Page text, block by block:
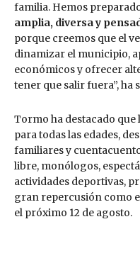
familia. Hemos
amplia, diversa y
porque creemos que el
dinamizar el municipio,
económicos y ofrecer
tener que salir fuera”, ha
Tormo ha destacado
para todas las edades,
familiares y
libre, monólogos,
actividades deportivas,
gran repercusión como
el próximo 12 de agosto.